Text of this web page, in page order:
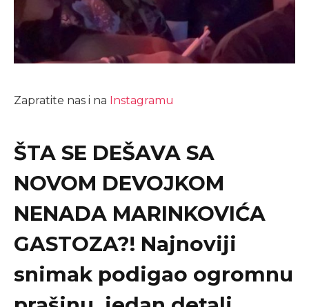
Zapratite nas i na Instagramu
ŠTA SE DEŠAVA SA
NOVOM DEVOJKOM
NENADA MARINKOVIĆA
GASTOZA?! Najnoviji
snimak podigao ogromnu